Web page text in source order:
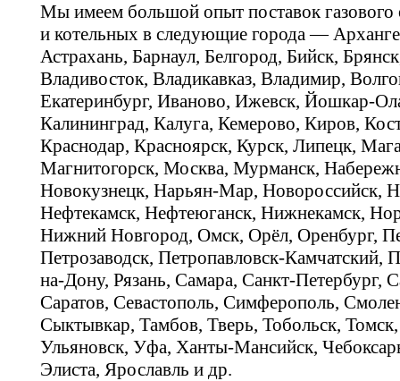
Мы имеем большой опыт поставок газового
и котельных в следующие города —
Астрахань, Барнаул, Белгород, Бийск,
Владивосток, Владикавказ, Владимир,
Екатеринбург, Иваново, Ижевск, Йошкар-
Калининград, Калуга, Кемерово, Киров,
Краснодар, Красноярск, Курск, Липецк,
Магнитогорск, Москва, Мурманск,
Новокузнецк, Нарьян-Мар, Новороссийск,
Нефтекамск, Нефтеюганск, Нижнекамск,
Нижний Новгород, Омск, Орёл, Оренбург,
Петрозаводск, Петропавловск-Камчатский,
на-Дону, Рязань, Самара, Санкт-Петербург,
Саратов, Севастополь, Симферополь,
Сыктывкар, Тамбов, Тверь, Тобольск,
Ульяновск, Уфа, Ханты-Мансийск,
Элиста, Ярославль и др.